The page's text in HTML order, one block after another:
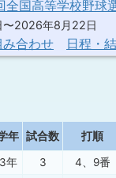
全国高等学校野球
2026年8月22日
み合わせ 日程・
年 試合数 打順
3年 3 4、9番